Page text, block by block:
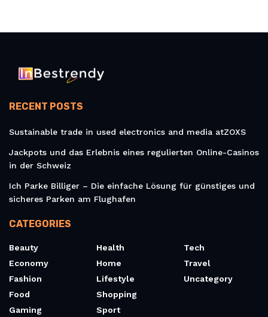
RECENT POSTS
Sustainable trade in used electronics and media atZOXS
Jackpots und das Erlebnis eines regulierten Online-Casinos
in der Schweiz
Ich Parke Billiger – Die einfache Lösung für günstiges und
sicheres Parken am Flughafen
CATEGORIES
Beauty
Economy
Fashion
Food
Gaming
Health
Home
Lifestyle
Shopping
Sport
Tech
Travel
Uncategory